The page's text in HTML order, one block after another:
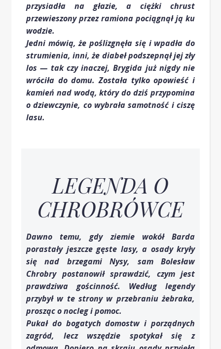
przysiadła na głazie, a ciężki chrust
przewieszony przez ramiona pociągnął ją ku
wodzie.
Jedni mówią, że poślizgnęła się i wpadła do
strumienia, inni, że diabeł podszepnął jej zły
los — tak czy inaczej, Brygida już nigdy nie
wróciła do domu. Została tylko opowieść i
kamień nad wodą, który do dziś przypomina
o dziewczynie, co wybrała samotność i ciszę
lasu.
LEGENDA O
CHROBRÓWCE
Dawno temu, gdy ziemie wokół Barda
porastały jeszcze gęste lasy, a osady kryły
się nad brzegami Nysy, sam Bolesław
Chrobry postanowił sprawdzić, czym jest
prawdziwa gościnność. Według legendy
przybył w te strony w przebraniu żebraka,
prosząc o nocleg i pomoc.
Pukał do bogatych domostw i porządnych
zagród, lecz wszędzie spotykał się z